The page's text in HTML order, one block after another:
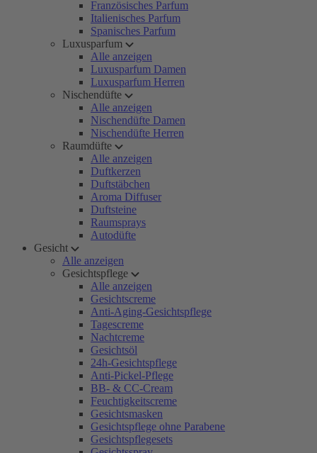
Französisches Parfum
Italienisches Parfum
Spanisches Parfum
Luxusparfum
Alle anzeigen
Luxusparfum Damen
Luxusparfum Herren
Nischendüfte
Alle anzeigen
Nischendüfte Damen
Nischendüfte Herren
Raumdüfte
Alle anzeigen
Duftkerzen
Duftstäbchen
Aroma Diffuser
Duftsteine
Raumsprays
Autodüfte
Gesicht
Alle anzeigen
Gesichtspflege
Alle anzeigen
Gesichtscreme
Anti-Aging-Gesichtspflege
Tagescreme
Nachtcreme
Gesichtsöl
24h-Gesichtspflege
Anti-Pickel-Pflege
BB- & CC-Cream
Feuchtigkeitscreme
Gesichtsmasken
Gesichtspflege ohne Parabene
Gesichtspflegesets